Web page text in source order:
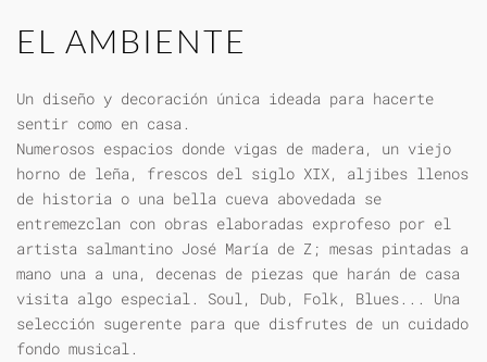
EL AMBIENTE
Un diseño y decoración única ideada para hacerte
sentir como en casa.
Numerosos espacios donde vigas de madera, un viejo
horno de leña, frescos del siglo XIX, aljibes llenos
de historia o una bella cueva abovedada se
entremezclan con obras elaboradas exprofeso por el
artista salmantino José María de Z; mesas pintadas a
mano una a una, decenas de piezas que harán de casa
visita algo especial. Soul, Dub, Folk, Blues... Una
selección sugerente para que disfrutes de un cuidado
fondo musical.